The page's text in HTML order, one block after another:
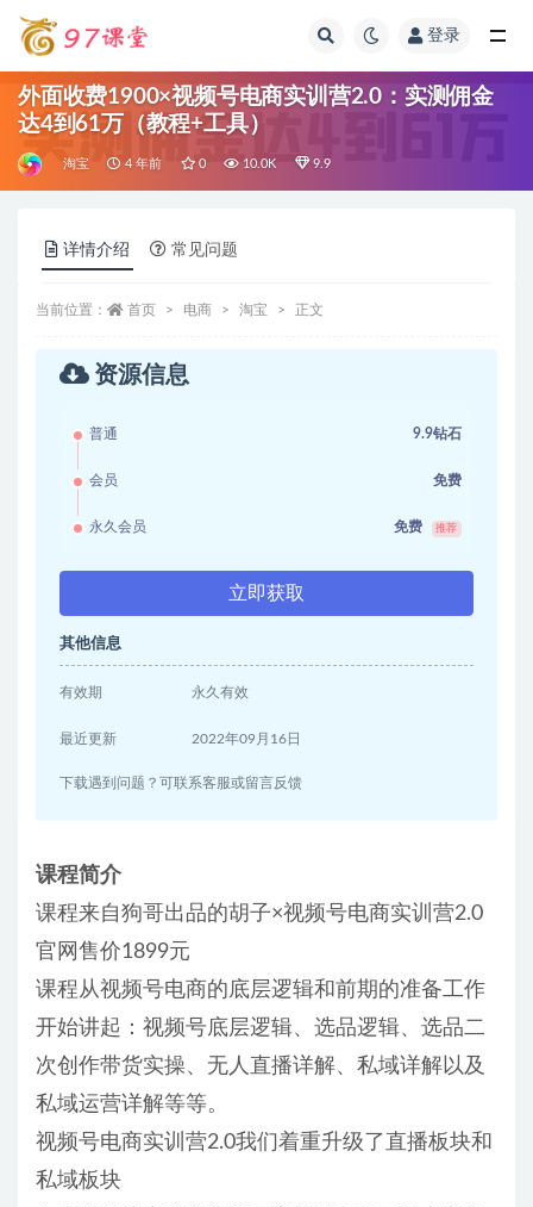
登录
外面收费1900×视频号电商实训营2.0：实测佣金
达4到61万（教程+工具）
淘宝 4 年前 0 10.0K 9.9
详情介绍 常见问题
当前位置： 首页 电商 淘宝 正文
资源信息
普通 9.9钻石
会员 免费
永久会员 免费 推荐
立即获取
其他信息
有效期 永久有效
最近更新 2022年09月16日
下载遇到问题？可联系客服或留言反馈
课程简介
课程来自狗哥出品的胡子×视频号电商实训营2.0
官网售价1899元
课程从视频号电商的底层逻辑和前期的准备工作
开始讲起：视频号底层逻辑、选品逻辑、选品二
次创作带货实操、无人直播详解、私域详解以及
私域运营详解等等。
视频号电商实训营2.0我们着重升级了直播板块和
私域板块